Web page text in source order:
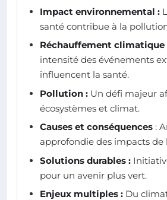
Impact environnemental :
santé contribue à la
Réchauffement climatique
intensité des événements
influencent la santé.
Pollution : Un défi majeur
écosystèmes et climat.
Causes et conséquences :
approfondie des impacts de
Solutions durables :
pour un avenir plus vert.
Enjeux multiples : Du